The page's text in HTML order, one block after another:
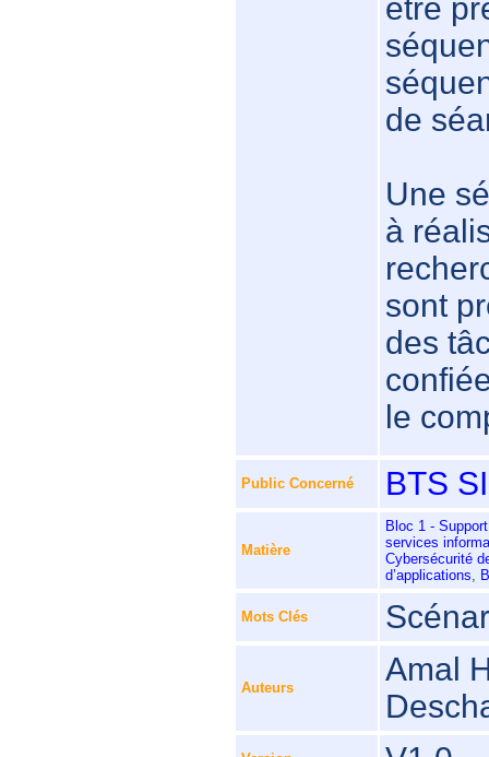
être
de
Une
à
sont
des
le
Public Concerné BTS
Matière
Bloc 1 -
services
Cybersécurité
d’applications,
Mots Clés
Auteurs
Amal